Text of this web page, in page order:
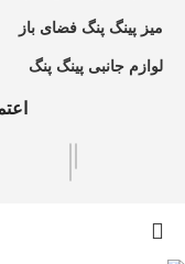
میز پینگ پنگ فضای باز
لوازم جانبی پینگ پنگ